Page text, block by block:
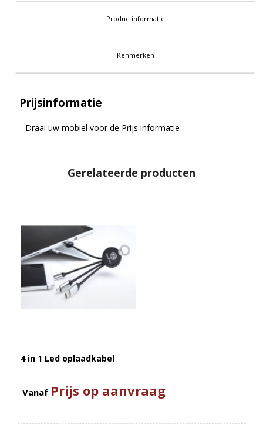
Productinformatie
Kenmerken
Prijsinformatie
Draai uw mobiel voor de Prijs informatie
Gerelateerde producten
4 in 1 Led oplaadkabel
Vanaf Prijs op aanvraag